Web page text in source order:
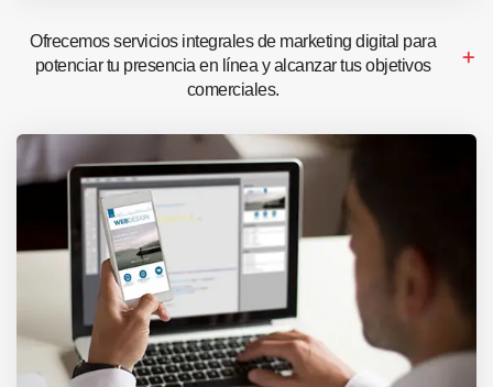
Ofrecemos servicios integrales de marketing digital para
potenciar tu presencia en línea y alcanzar tus objetivos
comerciales.